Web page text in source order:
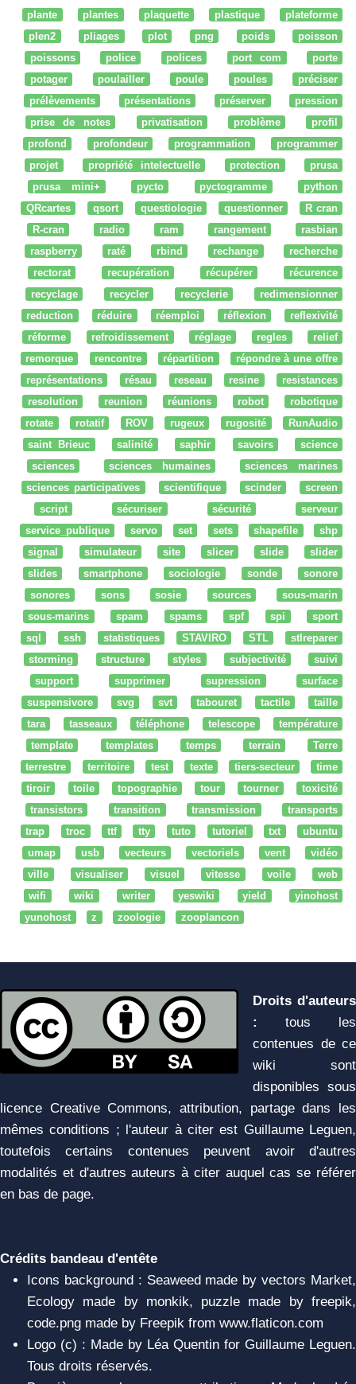
plante
plantes plaquette plastique
plateforme
plen2
pliages plot png poids
poisson
poissons
police polices port com
porte
potager
poulailler poule poules
préciser
prélèvements
présentations préserver
pression
prise de notes
privatisation problème
profil
profond
profondeur programmation
programmer
projet
propriété intelectuelle protection
prusa
prusa mini+
pycto pyctogramme
python
QRcartes
qsort questiologie questionner
R cran
R-cran
radio ram rangement
rasbian
raspberry
raté rbind rechange
recherche
rectorat
recupération récupérer
récurence
recyclage
recycler recyclerie
redimensionner
reduction
réduire réemploi réflexion
reflexivité
réforme
refroidissement réglage regles
relief
remorque
rencontre répartition
répondre à une offre
représentations
résau reseau resine
resistances
resolution
reunion réunions robot
robotique
rotate
rotatif ROV rugeux rugosité
RunAudio
saint Brieuc
salinité saphir savoirs
science
sciences
sciences humaines
sciences marines
sciences participatives
scientifique scinder
screen
script
sécuriser sécurité
serveur
service_publique
servo set sets shapefile
shp
signal
simulateur site slicer slide
slider
slides
smartphone sociologie sonde
sonore
sonores
sons sosie sources
sous-marin
sous-marins
spam spams spf spi
sport
sql
ssh statistiques STAVIRO STL
stlreparer
storming
structure styles subjectivité
suivi
support
supprimer supression
surface
suspensivore
svg svt tabouret tactile
taille
tara
tasseaux téléphone telescope
température
template
templates temps terrain
Terre
terrestre
territoire test texte tiers-secteur
time
tiroir
toile topographie tour tourner
toxicité
transistors
transition transmission
transports
trap
troc ttf tty tuto tutoriel txt
ubuntu
umap
usb vecteurs vectoriels vent
vidéo
ville
visualiser visuel vitesse voile
web
wifi
wiki writer yeswiki yield
yinohost
yunohost
z zoologie zooplancon
Droits d'auteurs
:
tous les
contenues de ce
wiki sont
disponibles sous
licence Creative Commons, attribution, partage dans les
mêmes conditions ; l'auteur à citer est Guillaume Leguen,
toutefois certains contenues peuvent avoir d'autres
modalités et d'autres auteurs à citer auquel cas se référer
en bas de page.
Crédits bandeau d'entête
Icons background : Seaweed made by vectors Market,
Ecology made by monkik, puzzle made by freepik,
code.png made by Freepik from www.flaticon.com
Logo (c) : Made by Léa Quentin for Guillaume Leguen.
Tous droits réservés.